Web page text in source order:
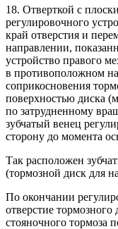
18. Отверткой с
регулировочного
край отверстия и
направлении,
устройство правого
в противоположном
соприкосновения
поверхностью диска
по затрудненному
зубчатый венец
сторону до момента
Так расположен
(тормозной диск для
По окончании
отверстие
стояночного тормоза